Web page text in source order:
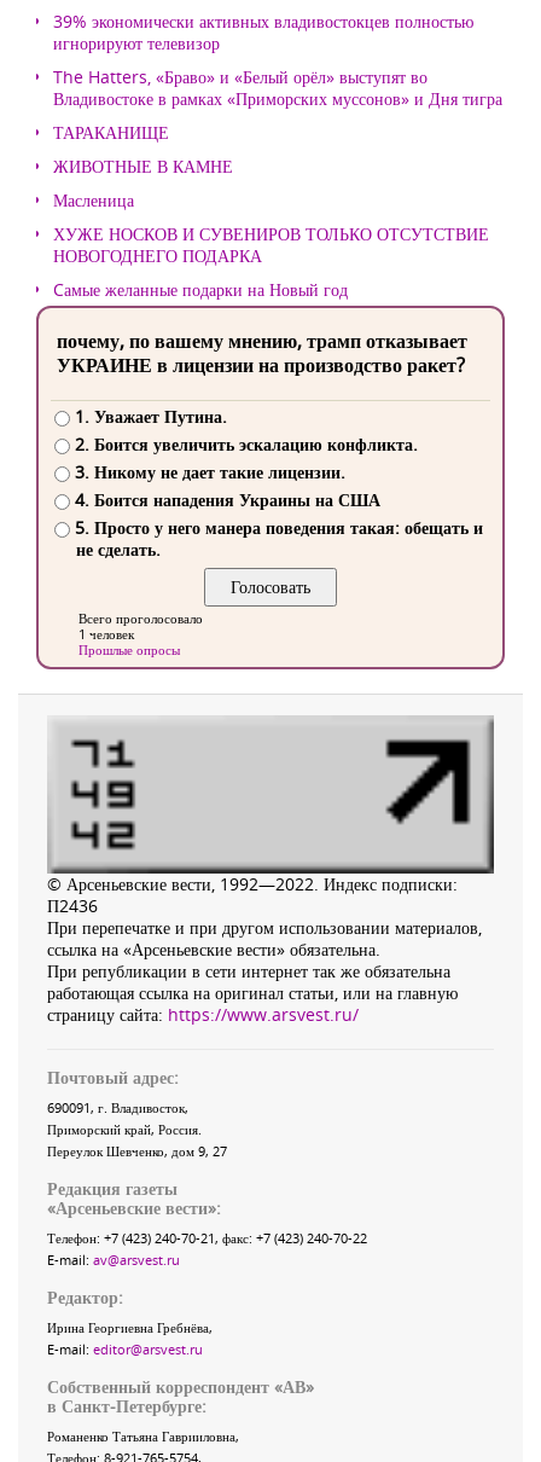
39% экономически активных владивостокцев полностью
игнорируют телевизор
The Hatters, «Браво» и «Белый орёл» выступят во
Владивостоке в рамках «Приморских муссонов» и Дня тигра
ТАРАКАНИЩЕ
ЖИВОТНЫЕ В КАМНЕ
Масленица
ХУЖЕ НОСКОВ И СУВЕНИРОВ ТОЛЬКО ОТСУТСТВИЕ
НОВОГОДНЕГО ПОДАРКА
Cамые желанные подарки на Новый год
почему, по вашему мнению, трамп отказывает
УКРАИНЕ в лицензии на производство ракет?
1. Уважает Путина.
2. Боится увеличить эскалацию конфликта.
3. Никому не дает такие лицензии.
4. Боится нападения Украины на США
5. Просто у него манера поведения такая: обещать и
не сделать.
Всего проголосовало
1 человек
Прошлые опросы
© Арсеньевские вести, 1992—2022. Индекс подписки:
П2436
При перепечатке и при другом использовании материалов,
ссылка на «Арсеньевские вести» обязательна.
При републикации в сети интернет так же обязательна
работающая ссылка на оригинал статьи, или на главную
страницу сайта: https://www.arsvest.ru/
Почтовый адрес:
690091, г. Владивосток,
Приморский край, Россия
Переулок Шевченко, дом 9, 27
Редакция газеты
«Арсеньевские вести»:
Телефон: +7 (423) 240-70-21, факс: +7 (423) 240-70-22
E-mail: av@arsvest.ru
Редактор:
Ирина Георгиевна Гребнёва,
E-mail: editor@arsvest.ru
Собственный корреспондент «АВ»
в Санкт-Петербурге:
Романенко Татьяна Гаврииловна,
Телефон: 8-921-765-5754,